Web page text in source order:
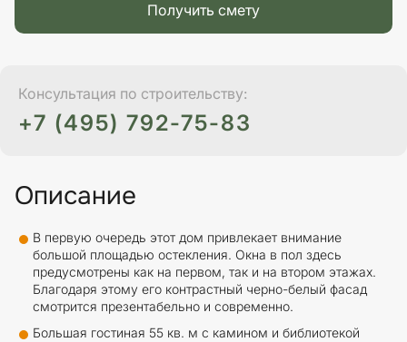
Получить смету
Консультация по строительству:
+7 (495) 792-75-83
Описание
В первую очередь этот дом привлекает внимание
большой площадью остекления. Окна в пол здесь
предусмотрены как на первом, так и на втором этажах.
Благодаря этому его контрастный черно-белый фасад
смотрится презентабельно и современно.
Большая гостиная 55 кв. м с камином и библиотекой